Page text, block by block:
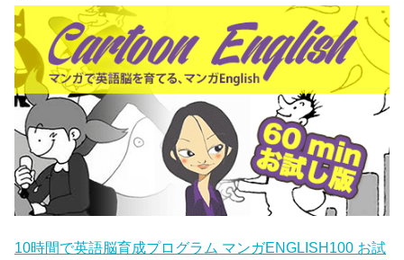
10時間で英語脳育成プログラム マンガENGLISH100 お試